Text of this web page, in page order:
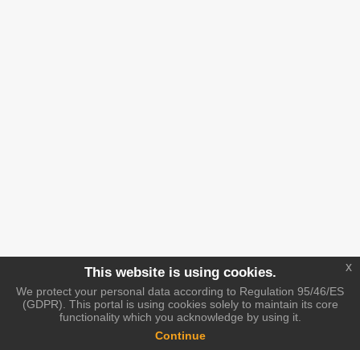
This website is using cookies.
We protect your personal data according to Regulation 95/46/ES
(GDPR). This portal is using cookies solely to maintain its core
functionality which you acknowledge by using it.
Continue
x